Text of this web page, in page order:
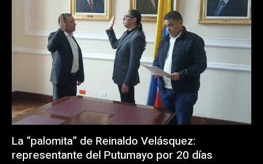
La “palomita” de Reinaldo Velásquez:
representante del Putumayo por 20 días